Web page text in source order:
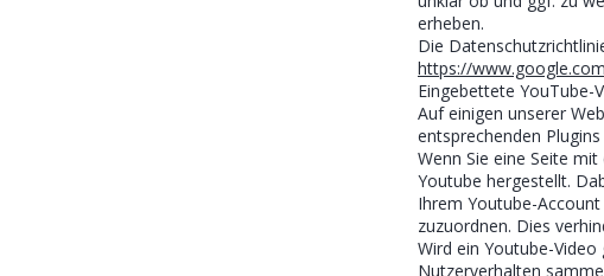
erheben.
Die
https://
Eingebettete YouTube-
Auf einigen unserer
entsprechenden
Wenn Sie eine Seite
Youtube hergestellt.
Ihrem Youtube-
zuzuordnen. Dies
Wird ein Youtube-
Nutzerverhalten